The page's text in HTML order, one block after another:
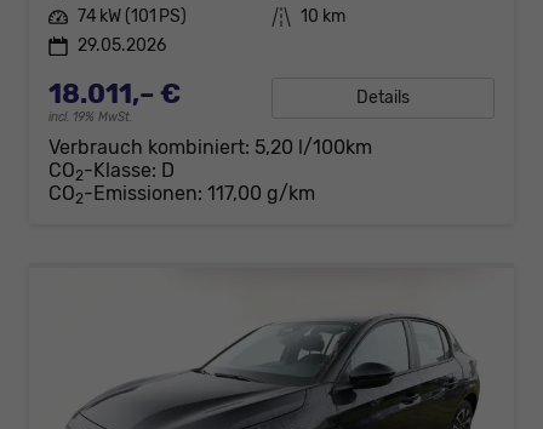
Leistung 74 kW (101 PS) Kilometerstand 10 km
29.05.2026
18.011,– €
incl. 19% MwSt.
Details
Verbrauch kombiniert: 5,20 l/100km
CO2-Klasse: D
CO2-Emissionen: 117,00 g/km